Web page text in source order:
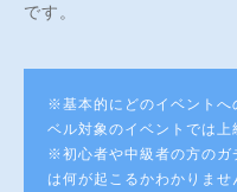
です。
※基本的にどのイベントへ
ベル対象のイベントでは上
※初心者や中級者の方のガ
は何が起こるかわかりませ